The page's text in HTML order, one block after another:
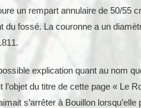
un rempart annulaire de 50/55
du fossé. La couronne a un
explication quant au nom
l’objet du titre de cette page « Le
s’arrêter à Bouillon